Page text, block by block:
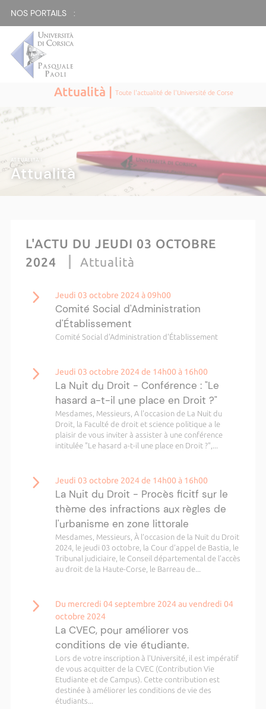
NOS PORTAILS :
Attualità |Toute l'actualité de l'Université de Corse
ATTUALITÀ |
Attualità
L'ACTU DU JEUDI 03 OCTOBRE
2024
Attualità
Jeudi 03 octobre 2024 à 09h00
Comité Social d'Administration
d'Établissement
Comité Social d'Administration d'Établissement
Jeudi 03 octobre 2024 de 14h00 à 16h00
La Nuit du Droit - Conférence : "Le
hasard a-t-il une place en Droit ?"
Mesdames, Messieurs, A l'occasion de La Nuit du
Droit, la Faculté de droit et science politique a le
plaisir de vous inviter à assister à une conférence
intitulée "Le hasard a-t-il une place en Droit ?",...
Jeudi 03 octobre 2024 de 14h00 à 16h00
La Nuit du Droit - Procès ficitf sur le
thème des infractions aux règles de
l'urbanisme en zone littorale
Mesdames, Messieurs, À l’occasion de la Nuit du Droit
2024, le jeudi 03 octobre, la Cour d’appel de Bastia, le
Tribunal judiciaire, le Conseil départemental de l’accès
au droit de la Haute-Corse, le Barreau de...
Du mercredi 04 septembre 2024 au vendredi 04
octobre 2024
La CVEC, pour améliorer vos
conditions de vie étudiante.
Lors de votre inscription à l'Université, il est impératif
de vous acquitter de la CVEC (Contribution Vie
Etudiante et de Campus). Cette contribution est
destinée à améliorer les conditions de vie des
étudiants...